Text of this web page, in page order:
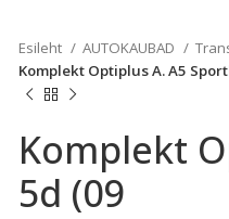
Esileht AUTOKAUBAD
Komplekt Optiplus A. A5
Komplekt
5d (09